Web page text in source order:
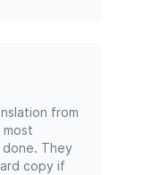
from
most
They
copy if